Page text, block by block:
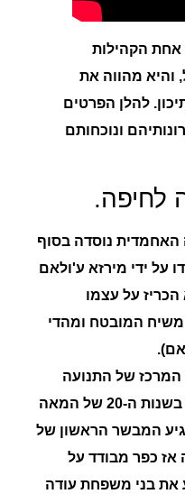
הקהילות
והיא מהווה את
להלן הפרטים
ונוכחותם
לחיפה.
האחמדית נוסדה בסוף
מירזא ע'ולאם
הכריז על עצמו
המובטח ומהדי
של התנועה
מהודו לחיפה התרחשה בשנות ה-20 של המאה
בשנת 1924 הגיע המבשר הראשון של
אז כפר מבודד על
את בני משפחת עודה